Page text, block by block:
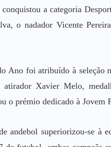
a categoria
o nadador Vicente
Ano foi atribuído à seleção
Xavier Melo,
o prémio dedicado à Jovem
andebol superiorizou-se à